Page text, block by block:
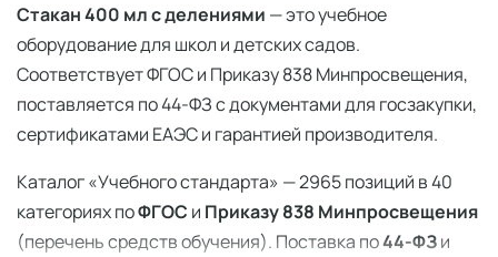
Стакан 400 мл с делениями — это учебное
оборудование для школ и детских садов.
Соответствует ФГОС и Приказу 838 Минпросвещения,
поставляется по 44-ФЗ с документами для госзакупки,
сертификатами ЕАЭС и гарантией производителя.
Каталог «Учебного стандарта» — 2965 позиций в 40
категориях поФГОС и Приказу 838 Минпросвещения
(перечень средств обучения). Поставка по44-ФЗи